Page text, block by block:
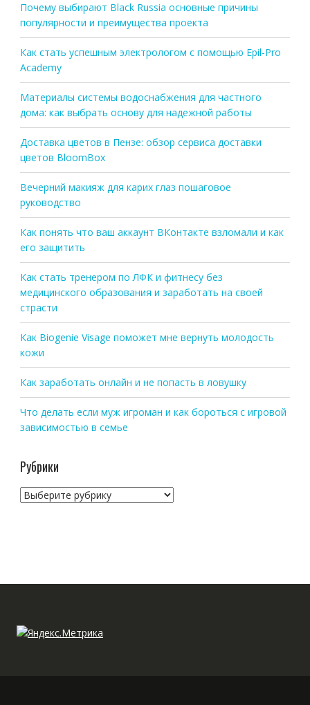
Почему выбирают Black Russia основные причины
популярности и преимущества проекта
Как стать успешным электрологом с помощью Epil-Pro
Academy
Материалы системы водоснабжения для частного
дома: как выбрать основу для надежной работы
Доставка цветов в Пензе: обзор сервиса доставки
цветов BloomBox
Вечерний макияж для карих глаз пошаговое
руководство
Как понять что ваш аккаунт ВКонтакте взломали и как
его защитить
Как стать тренером по ЛФК и фитнесу без
медицинского образования и заработать на своей
страсти
Как Biogenie Visage поможет мне вернуть молодость
кожи
Как заработать онлайн и не попасть в ловушку
Что делать если муж игроман и как бороться с игровой
зависимостью в семье
Рубрики
Рубрики